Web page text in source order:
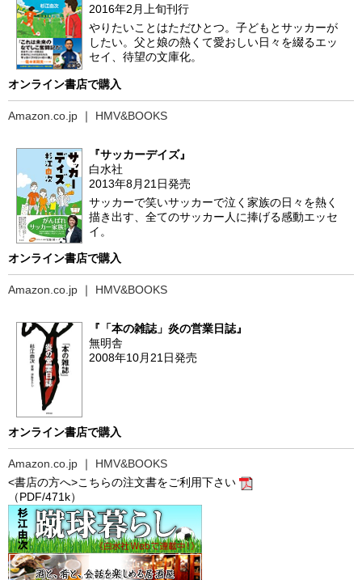
2016年2月上旬刊行
やりたいことはただひとつ。子どもとサッカーが
したい。父と娘の熱くて愛おしい日々を綴るエッ
セイ、待望の文庫化。
オンライン書店で購入
Amazon.co.jp ｜ HMV&BOOKS
『サッカーデイズ』
白水社
2013年8月21日発売
サッカーで笑いサッカーで泣く家族の日々を熱く
描き出す、全てのサッカー人に捧げる感動エッセ
イ。
オンライン書店で購入
Amazon.co.jp ｜ HMV&BOOKS
『「本の雑誌」炎の営業日誌』
無明舎
2008年10月21日発売
オンライン書店で購入
Amazon.co.jp ｜ HMV&BOOKS
<書店の方へ>こちらの注文書をご利用下さい
（PDF/471k）